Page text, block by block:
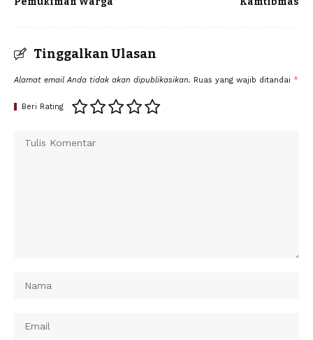
Tinggalkan Ulasan
Alamat email Anda tidak akan dipublikasikan. Ruas yang wajib ditandai *
Beri Rating